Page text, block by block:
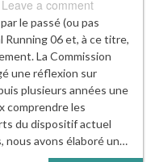
Leave a comment
le passé (ou pas
Running 06 et, à ce titre,
La Commission
une réflexion sur
plusieurs années une
comprendre les
du dispositif actuel
nous avons élaboré un…